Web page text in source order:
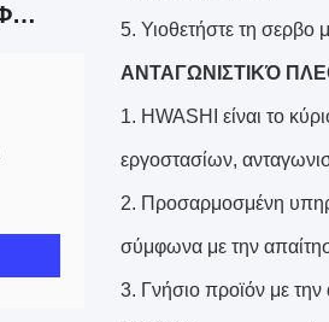
ΜΑΣ ΕΛΆΤΕ ΣΕ ΕΠΑΦΉ ΜΕ
5. Υιοθετήστε τη σερβο
ΑΝΤΑΓΩΝΙΣΤΙΚΌ
1. HWASHI είναι το
εργοστασίων,
2. Προσαρμοσμένη
σύμφωνα με την
3. Γνήσιο προϊόν με